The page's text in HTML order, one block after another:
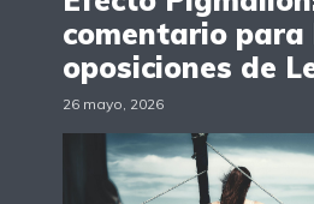
comentario para
oposiciones de
26 mayo, 2026